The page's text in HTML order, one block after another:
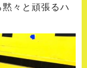
々と頑張るハ